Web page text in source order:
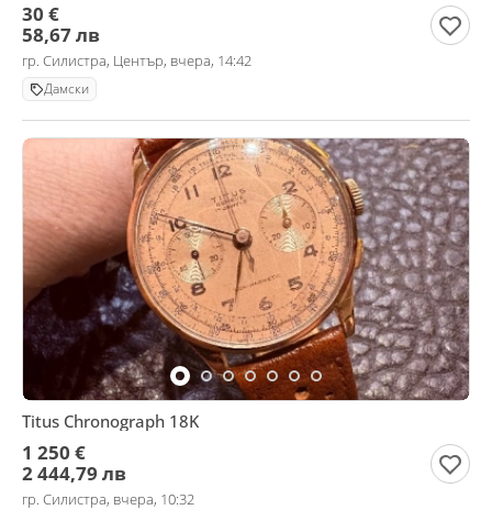
30 €
58,67 лв
гр. Силистра, Център, вчера, 14:42
Дамски
Titus Chronograph 18K
1 250 €
2 444,79 лв
гр. Силистра, вчера, 10:32